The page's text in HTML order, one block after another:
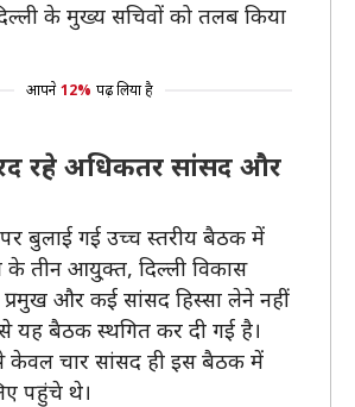
के मुख्य सचिवों को तलब किया
आपने 12% पढ़ लिया है
रहे अधिकतर सांसद और
बुलाई गई उच्च स्तरीय बैठक में
के तीन आयु्क्त, दिल्ली विकास
और कई सांसद हिस्सा लेने नहीं
यह बैठक स्थगित कर दी गई है।
चार सांसद ही इस बैठक में
पहुंचे थे।